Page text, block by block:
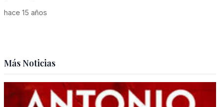
hace 15 años
Más Noticias